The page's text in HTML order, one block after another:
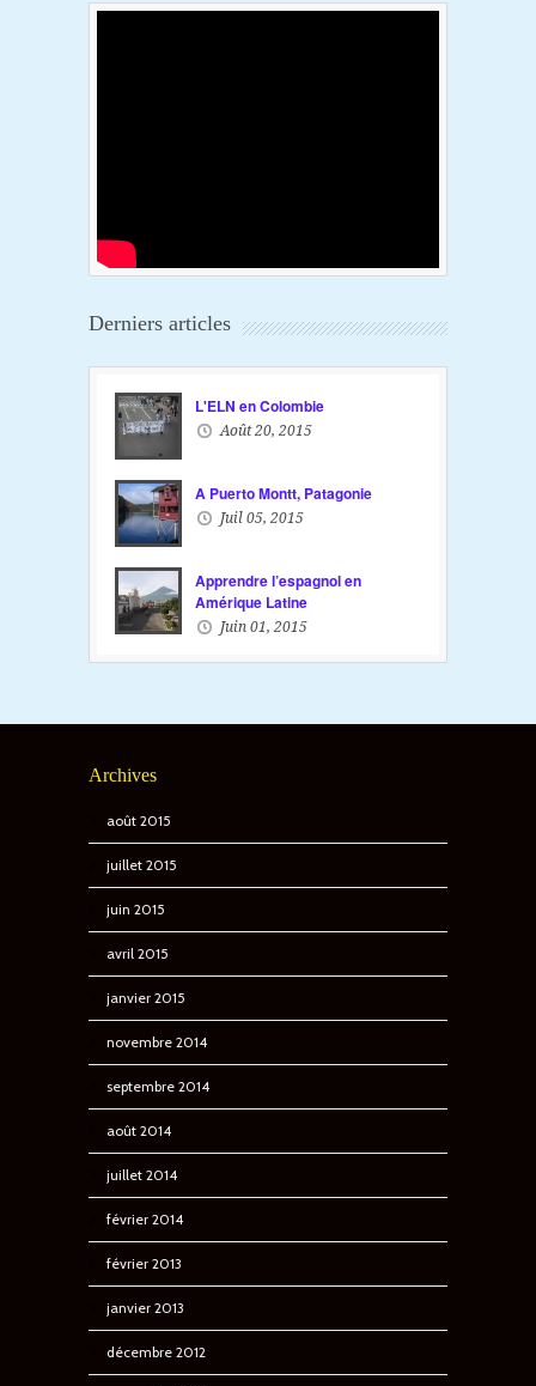
Derniers articles
L'ELN en Colombie
Août 20, 2015
A Puerto Montt, Patagonie
Juil 05, 2015
Apprendre l’espagnol en
Amérique Latine
Juin 01, 2015
Archives
août 2015
juillet 2015
juin 2015
avril 2015
janvier 2015
novembre 2014
septembre 2014
août 2014
juillet 2014
février 2014
février 2013
janvier 2013
décembre 2012